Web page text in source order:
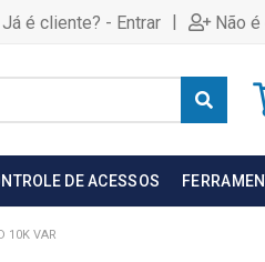
Já é cliente? - Entrar | Não
DE ACESSOS
10K VAR